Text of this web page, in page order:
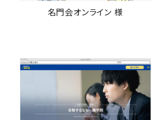
名門会オンライン 様